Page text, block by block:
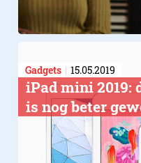
Gadgets 15.05.2019
​iPad mini 2019:
is nog beter